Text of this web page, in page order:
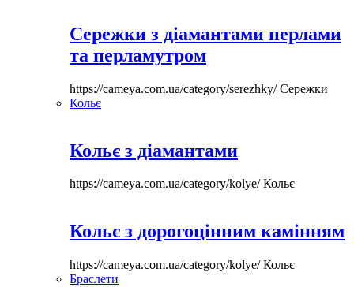
Сережки з діамантами перлами
та перламутром
https://cameya.com.ua/category/serezhky/Сережки
Кольє
Кольє з діамантами
https://cameya.com.ua/category/kolye/Кольє
Кольє з дорогоцінним камінням
https://cameya.com.ua/category/kolye/Кольє
Браслети